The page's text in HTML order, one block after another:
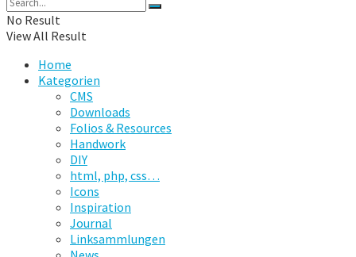
No Result
View All Result
Home
Kategorien
CMS
Downloads
Folios & Resources
Handwork
DIY
html, php, css…
Icons
Inspiration
Journal
Linksammlungen